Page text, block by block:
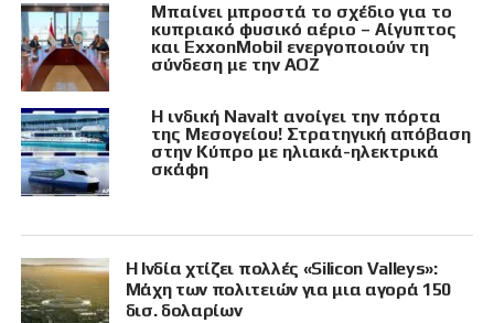
Μπαίνει μπροστά το σχέδιο για το
κυπριακό φυσικό αέριο – Αίγυπτος
και ExxonMobil ενεργοποιούν τη
σύνδεση με την ΑΟΖ
Η ινδική Navalt ανοίγει την πόρτα
της Μεσογείου! Στρατηγική απόβαση
στην Κύπρο με ηλιακά-ηλεκτρικά
σκάφη
Η Ινδία χτίζει πολλές «Silicon Valleys»:
Μάχη των πολιτειών για μια αγορά 150
δισ. δολαρίων